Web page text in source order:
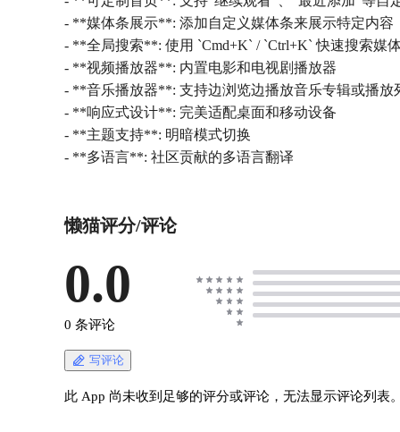
- **媒体条展示**: 添加自定义媒体条来展示特定内容
- **全局搜索**: 使用 `Cmd+K` / `Ctrl+K` 快速搜索媒
- **视频播放器**: 内置电影和电视剧播放器
- **音乐播放器**: 支持边浏览边播放音乐专辑或播放
- **响应式设计**: 完美适配桌面和移动设备
- **主题支持**: 明暗模式切换
- **多语言**: 社区贡献的多语言翻译
懒猫评分/评论
0.0
0 条评论
写评论
此 App 尚未收到足够的评分或评论，无法显示评论列表